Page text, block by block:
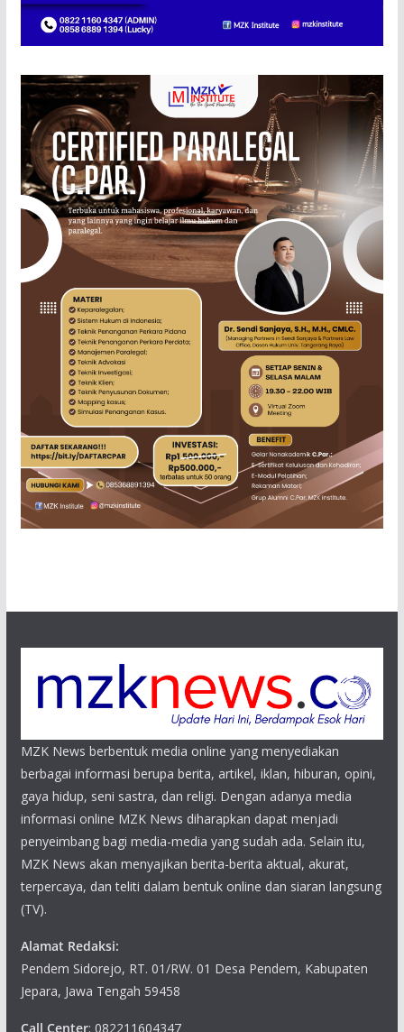
MZK News berbentuk media online yang menyediakan
berbagai informasi berupa berita, artikel, iklan, hiburan, opini,
gaya hidup, seni sastra, dan religi. Dengan adanya media
informasi online MZK News diharapkan dapat menjadi
penyeimbang bagi media-media yang sudah ada. Selain itu,
MZK News akan menyajikan berita-berita aktual, akurat,
terpercaya, dan teliti dalam bentuk online dan siaran langsung
(TV).
Alamat Redaksi:
Pendem Sidorejo, RT. 01/RW. 01 Desa Pendem, Kabupaten
Jepara, Jawa Tengah 59458
Call Center: 082211604347